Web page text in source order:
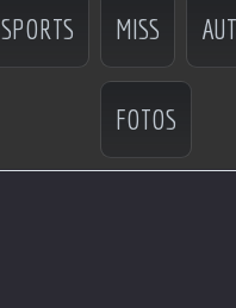
SPORTS MISS
FOTOS